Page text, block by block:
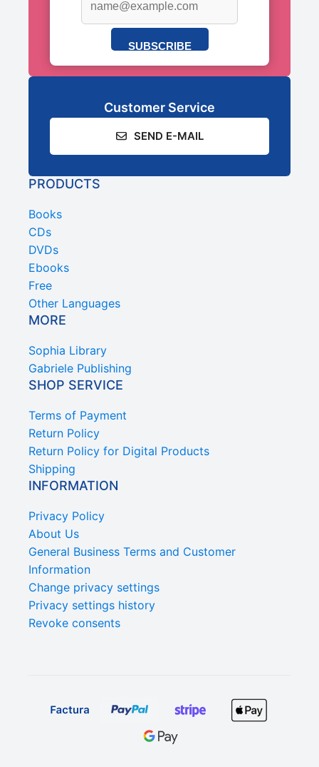
SUBSCRIBE
Customer Service
SEND E-MAIL
PRODUCTS
Books
CDs
DVDs
Ebooks
Free
Other Languages
MORE
Sophia Library
Gabriele Publishing
SHOP SERVICE
Terms of Payment
Return Policy
Return Policy for Digital Products
Shipping
INFORMATION
Privacy Policy
About Us
General Business Terms and Customer
Information
Change privacy settings
Privacy settings history
Revoke consents